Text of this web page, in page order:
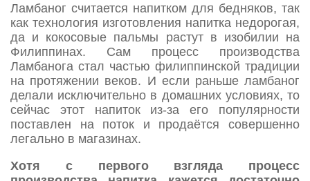
Ламбаног считается напитком для бедняков, так
как технология изготовления напитка недорогая,
да и кокосовые пальмы растут в изобилии на
Филиппинах. Сам процесс производства
Ламбанога стал частью филиппинской традиции
на протяжении веков. И если раньше ламбаног
делали исключительно в домашних условиях, то
сейчас этот напиток из-за его популярности
поставлен на поток и продаётся совершенно
легально в магазинах.
Хотя с первого взгляда процесс